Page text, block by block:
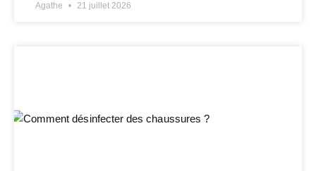
Agathe 21 juillet 2026